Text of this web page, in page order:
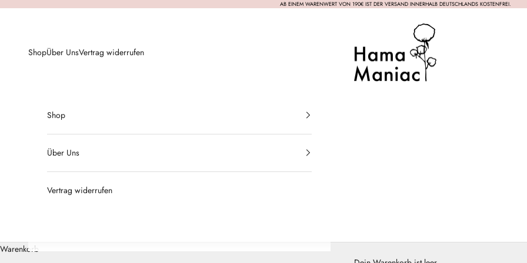
Zum Inhalt springen AB EINEM WARENWERT VON 190€ IST DER VERSAND INNERHALB DEUTSCHLANDS KOSTENFREI.
ShopÜber UnsVertrag widerrufen
Shop
Über Uns
Vertrag widerrufen
Warenkorb